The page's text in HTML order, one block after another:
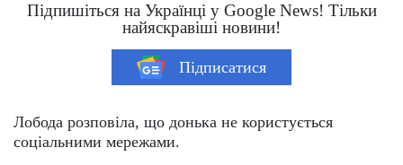
Підпишіться на Українці у Google News! Тільки
найяскравіші новини!
Підписатися
Лобода розповіла, що донька не користується
соціальними мережами.